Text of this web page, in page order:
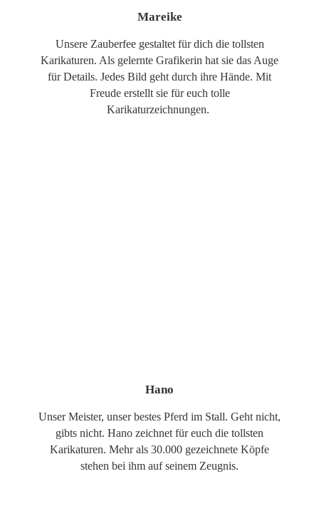
Mareike
Unsere Zauberfee gestaltet für dich die tollsten
Karikaturen. Als gelernte Grafikerin hat sie das Auge
für Details. Jedes Bild geht durch ihre Hände. Mit
Freude erstellt sie für euch tolle
Karikaturzeichnungen.
Hano
Unser Meister, unser bestes Pferd im Stall. Geht nicht,
gibts nicht. Hano zeichnet für euch die tollsten
Karikaturen. Mehr als 30.000 gezeichnete Köpfe
stehen bei ihm auf seinem Zeugnis.